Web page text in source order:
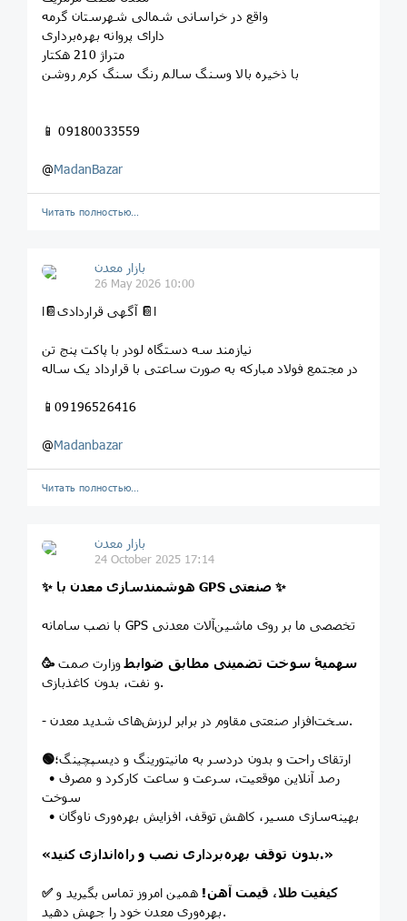
واقع در خراسانی شمالی شهرستان گرمه
دارای پروانه بهره‌برداری
متراژ 210 هکتار
با ذخیره بالا وسنگ سالم رنگ سنگ کرم روشن
📱 09180033559
@MadanBazar
Читать полностью…
بازار معدن
26 May 2026 10:00
ا📔 آگهی قراردادی📔ا
نیازمند سه دستگاه لودر با پاکت پنج تن
در مجتمع فولاد مبارکه به صورت ساعتی با قرارداد یک ساله
📱09196526416
@Madanbazar
Читать полностью…
بازار معدن
24 October 2025 17:14
✨ هوشمندسازی معدن با GPS صنعتی ✨
با نصب سامانه GPS تخصصی ما بر روی ماشین‌آلات معدنی
🥳 سهمیۀ سوخت تضمینی مطابق ضوابطوزارت صمت
و نفت، بدون کاغذبازی.
- سخت‌افزار صنعتی مقاوم در برابر لرزش‌های شدید معدن.
🟢ارتقای راحت و بدون دردسر به مانیتورینگ و دیسپچینگ؛
• رصد آنلاین موقعیت، سرعت و ساعت کارکرد و مصرف
سوخت
• بهینه‌سازی مسیر، کاهش توقف، افزایش بهره‌وری ناوگان
«بدون توقف بهره‌برداری نصب و راه‌اندازی کنید.»
✅ کیفیت طلا، قیمت آهن! همین امروز تماس بگیرید و
بهره‌وری معدن خود را جهش دهید.